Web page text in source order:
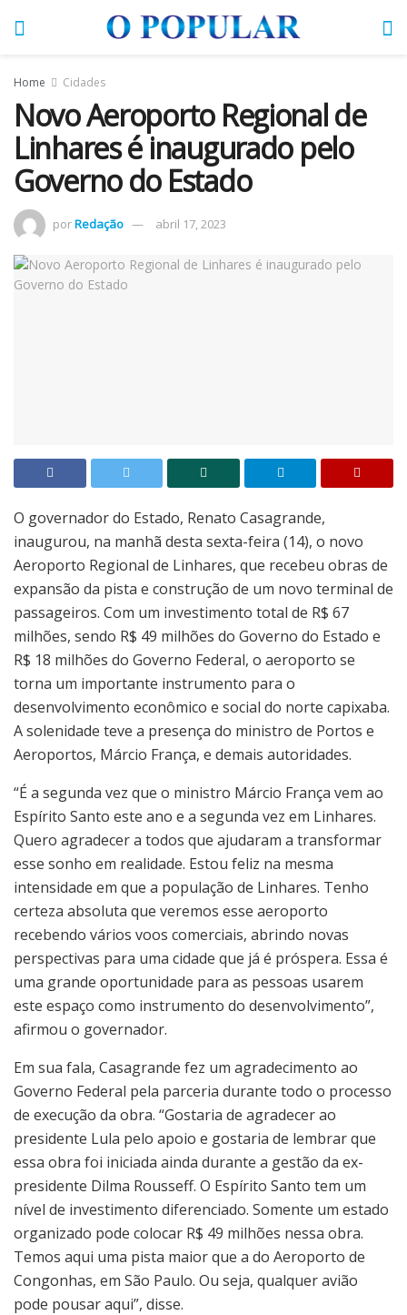
Home Cidades
Novo Aeroporto Regional de
Linhares é inaugurado pelo
Governo do Estado
porRedação abril 17, 2023
O governador do Estado, Renato Casagrande,
inaugurou, na manhã desta sexta-feira (14), o novo
Aeroporto Regional de Linhares, que recebeu obras de
expansão da pista e construção de um novo terminal de
passageiros. Com um investimento total de R$ 67
milhões, sendo R$ 49 milhões do Governo do Estado e
R$ 18 milhões do Governo Federal, o aeroporto se
torna um importante instrumento para o
desenvolvimento econômico e social do norte capixaba.
A solenidade teve a presença do ministro de Portos e
Aeroportos, Márcio França, e demais autoridades.
“É a segunda vez que o ministro Márcio França vem ao
Espírito Santo este ano e a segunda vez em Linhares.
Quero agradecer a todos que ajudaram a transformar
esse sonho em realidade. Estou feliz na mesma
intensidade em que a população de Linhares. Tenho
certeza absoluta que veremos esse aeroporto
recebendo vários voos comerciais, abrindo novas
perspectivas para uma cidade que já é próspera. Essa é
uma grande oportunidade para as pessoas usarem
este espaço como instrumento do desenvolvimento”,
afirmou o governador.
Em sua fala, Casagrande fez um agradecimento ao
Governo Federal pela parceria durante todo o processo
de execução da obra. “Gostaria de agradecer ao
presidente Lula pelo apoio e gostaria de lembrar que
essa obra foi iniciada ainda durante a gestão da ex-
presidente Dilma Rousseff. O Espírito Santo tem um
nível de investimento diferenciado. Somente um estado
organizado pode colocar R$ 49 milhões nessa obra.
Temos aqui uma pista maior que a do Aeroporto de
Congonhas, em São Paulo. Ou seja, qualquer avião
pode pousar aqui”, disse.